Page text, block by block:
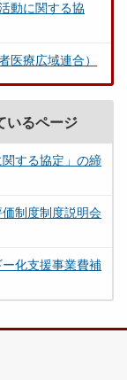
動に関する協
医療広域連合）
いるページ
関する協定」の締
制度制度説明会
化支援事業費補